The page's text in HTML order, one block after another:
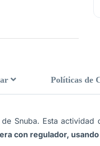
Políticas de
Snuba. Esta actividad
con regulador,